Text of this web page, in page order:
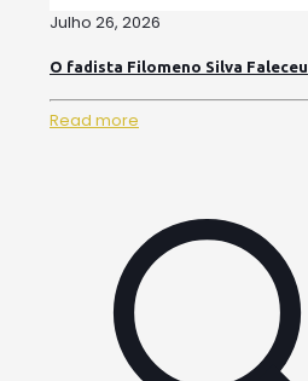
Julho 26, 2026
O fadista Filomeno Silva Faleceu
Read more